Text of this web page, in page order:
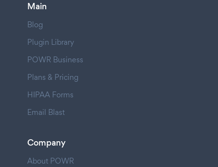
Main
Blog
Plugin Library
POWR Business
Plans & Pricing
HIPAA Forms
Email Blast
Company
About POWR